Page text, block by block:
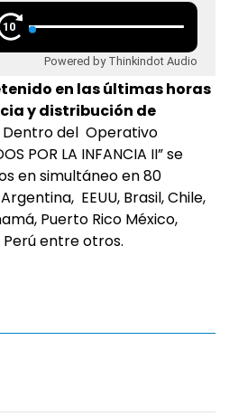
10
Powered by Thinkindot Audio
en las últimas horas
y distribución de
Dentro del Operativo
POR LA INFANCIA II” se
en simultáneo en 80
EEUU, Brasil, Chile,
Puerto Rico México,
entre otros.